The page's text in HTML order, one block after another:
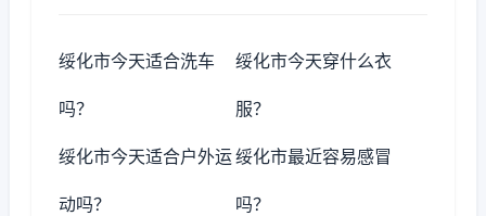
绥化市今天适合洗车
吗？
绥化市今天穿什么衣
服？
绥化市今天适合户外运
动吗？
绥化市最近容易感冒
吗？